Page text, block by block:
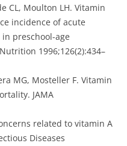
CL, Moulton LH. Vitamin
incidence of acute
preschool-age
1996;126(2):434–
MG, Mosteller F. Vitamin
JAMA
related to vitamin A
Diseases